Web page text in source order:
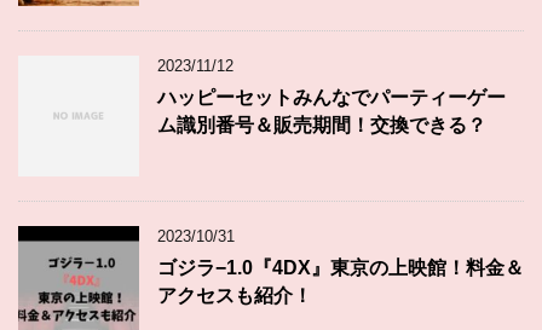
2023/11/12
ハッピーセットみんなでパーティーゲー
ム識別番号＆販売期間！交換できる？
2023/10/31
ゴジラ−1.0『4DX』東京の上映館！料金＆
アクセスも紹介！